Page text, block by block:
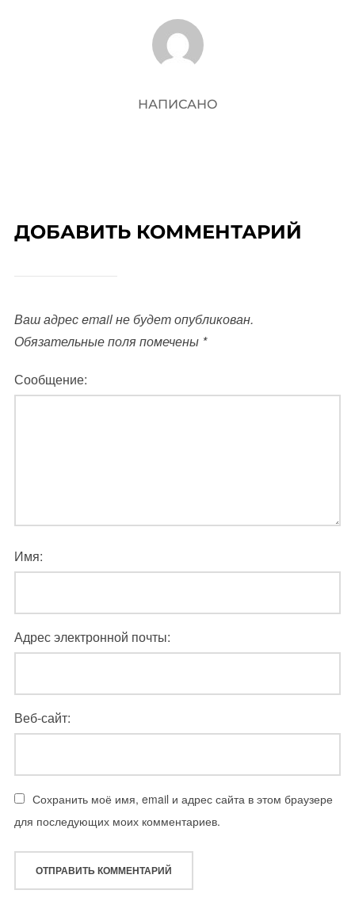
АВТОР ЗАПИСИ
НАПИСАНО
ДОБАВИТЬ КОММЕНТАРИЙ
Ваш адрес email не будет опубликован.
Обязательные поля помечены *
Сообщение:
Имя:
Адрес электронной почты:
Веб-сайт:
Сохранить моё имя, email и адрес сайта в этом браузере
для последующих моих комментариев.